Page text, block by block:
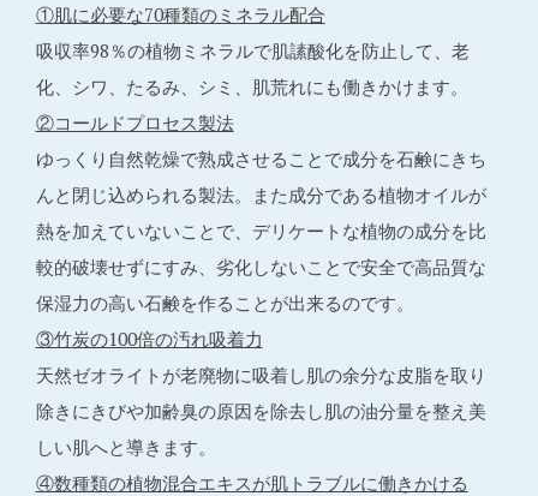
①肌に必要な70種類のミネラル配合
吸収率98％の植物ミネラルで肌䛾酸化を防止して、老
化、シワ、たるみ、シミ、肌荒れにも働きかけます。
②コールドプロセス製法
ゆっくり自然乾燥で熟成させることで成分を石鹸にきち
んと閉じ込められる製法。また成分である植物オイルが
熱を加えていないことで、デリケートな植物の成分を比
較的破壊せずにすみ、劣化しないことで安全で高品質な
保湿力の高い石鹸を作ることが出来るのです。
③竹炭の100倍の汚れ吸着力
天然ゼオライトが老廃物に吸着し肌の余分な皮脂を取り
除きにきびや加齢臭の原因を除去し肌の油分量を整え美
しい肌へと導きます。
④数種類の植物混合エキスが肌トラブルに働きかける